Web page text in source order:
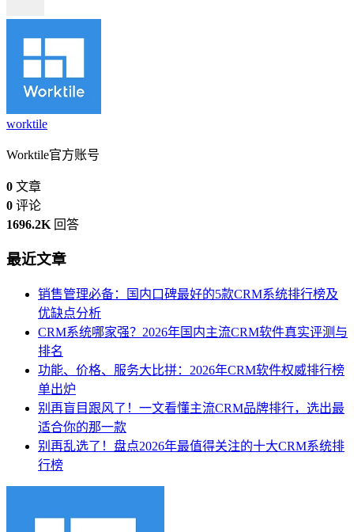
worktile
Worktile官方账号
0 文章
0 评论
1696.2K 回答
最近文章
销售管理必备：国内口碑最好的5款CRM系统排行榜及
优缺点分析
CRM系统哪家强？2026年国内主流CRM软件真实评测与
排名
功能、价格、服务大比拼：2026年CRM软件权威排行榜
单出炉
别再盲目跟风了！一文看懂主流CRM品牌排行，选出最
适合你的那一款
别再乱选了！盘点2026年最值得关注的十大CRM系统排
行榜